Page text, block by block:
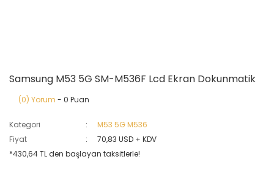
Samsung M53 5G SM-M536F Lcd Ekran Dokunmatik
(0) Yorum - 0 Puan
Kategori
M53 5G M536
Fiyat
70,83 USD + KDV
*430,64 TL den başlayan taksitlerle!